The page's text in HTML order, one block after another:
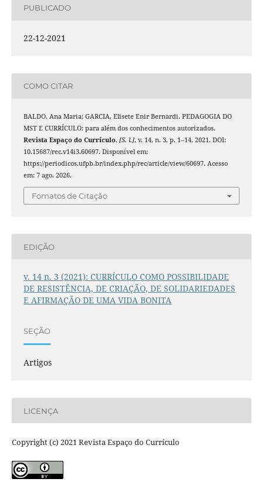
PUBLICADO
22-12-2021
COMO CITAR
BALDO, Ana Maria; GARCIA, Elisete Enir Bernardi. PEDAGOGIA DO
MST E CURRÍCULO: para além dos conhecimentos autorizados.
Revista Espaço do Currículo, [S. l.], v. 14, n. 3, p. 1–14, 2021. DOI:
10.15687/rec.v14i3.60697. Disponível em:
https://periodicos.ufpb.br/index.php/rec/article/view/60697. Acesso
em: 7 ago. 2026.
Fomatos de Citação
EDIÇÃO
v. 14 n. 3 (2021): CURRÍCULO COMO POSSIBILIDADE
DE RESISTÊNCIA, DE CRIAÇÃO, DE SOLIDARIEDADES
E AFIRMAÇÃO DE UMA VIDA BONITA
SEÇÃO
Artigos
LICENÇA
Copyright (c) 2021 Revista Espaço do Currículo